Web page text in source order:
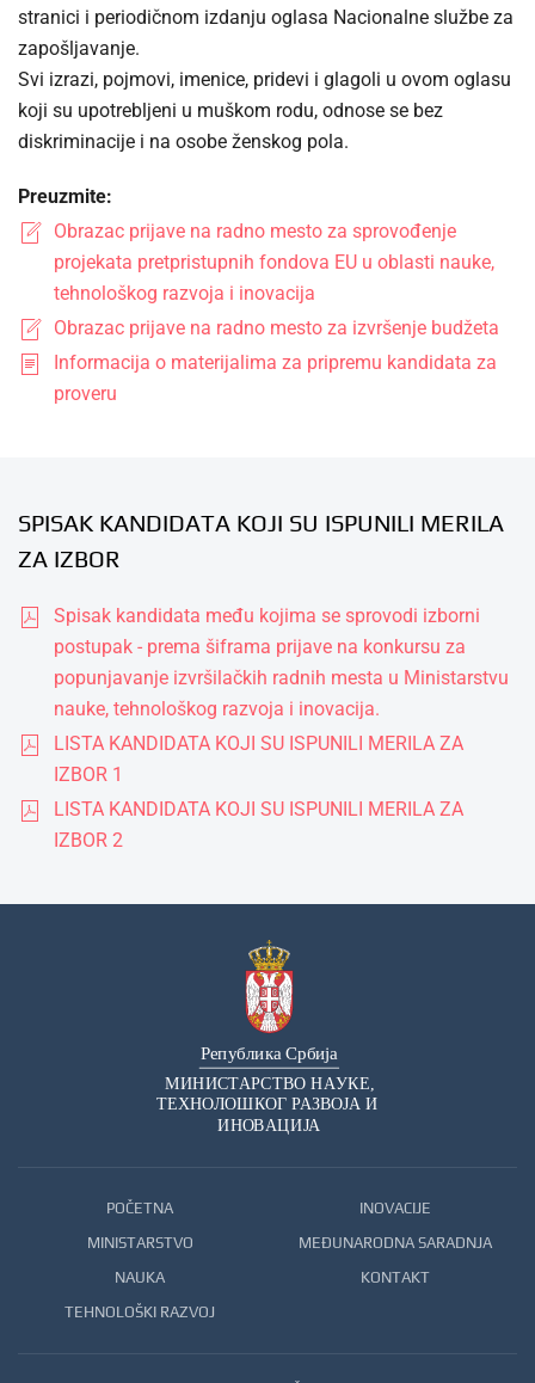
stranici i periodičnom izdanju oglasa Nacionalne službe za
zapošljavanje.
Svi izrazi, pojmovi, imenice, pridevi i glagoli u ovom oglasu
koji su upotrebljeni u muškom rodu, odnose se bez
diskriminacije i na osobe ženskog pola.
Preuzmite:
Obrazac prijave na radno mesto za sprovođenje
projekata pretpristupnih fondova EU u oblasti nauke,
tehnološkog razvoja i inovacija
Obrazac prijave na radno mesto za izvršenje budžeta
Informacija o materijalima za pripremu kandidata za
proveru
SPISAK KANDIDATA KOJI SU ISPUNILI MERILA
ZA IZBOR
Spisak kandidata među kojima se sprovodi izborni
postupak - prema šiframa prijave na konkursu za
popunjavanje izvršilačkih radnih mesta u Ministarstvu
nauke, tehnološkog razvoja i inovacija.
LISTA KANDIDATA KOJI SU ISPUNILI MERILA ZA
IZBOR 1
LISTA KANDIDATA KOJI SU ISPUNILI MERILA ZA
IZBOR 2
POČETNA
MINISTARSTVO
NAUKA
TEHNOLOŠKI RAZVOJ
INOVACIJE
MEĐUNARODNA SARADNJA
KONTAKT